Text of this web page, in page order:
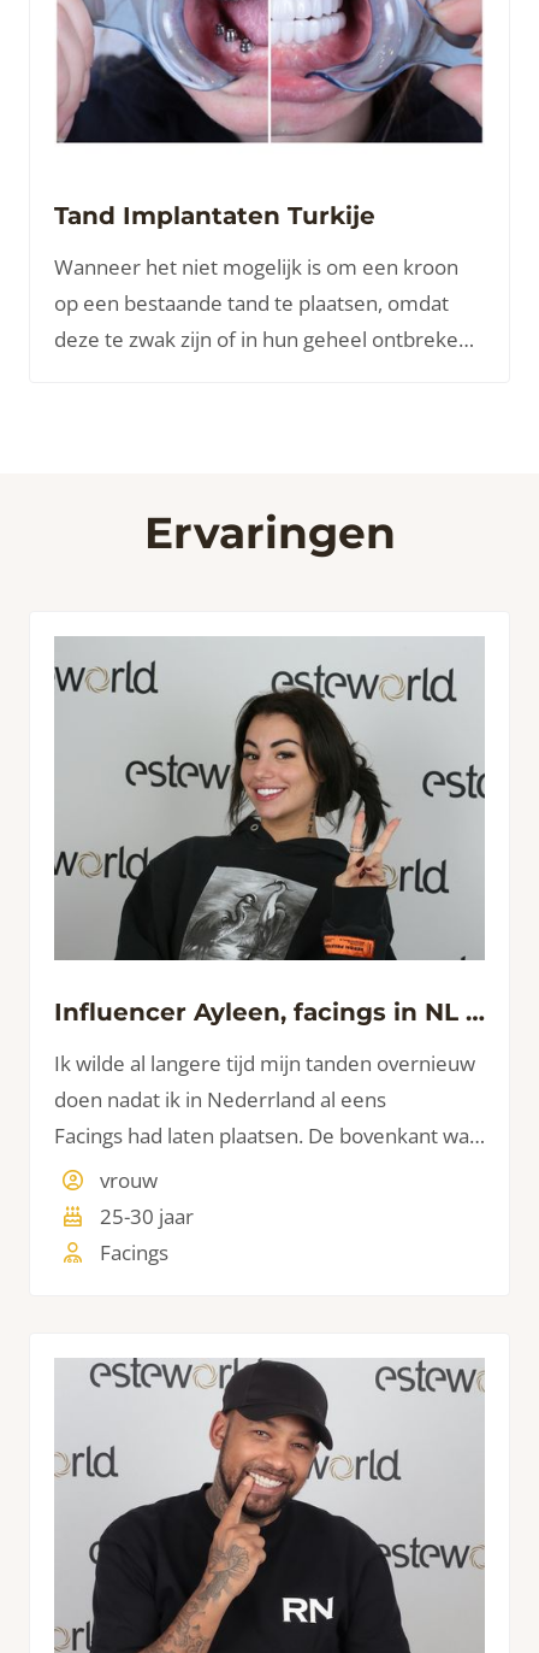
Tand Implantaten Turkije
Wanneer het niet mogelijk is om een kroon
op een bestaande tand te plaatsen, omdat
deze te zwak zijn of in hun geheel ontbreken,
Ervaringen
Influencer Ayleen, facings in NL niet mooi gedaan. Nu wel!
Ik wilde al langere tijd mijn tanden overnieuw
doen nadat ik in Nederrland al eens
Facings had laten plaatsen. De bovenkant was
al gedaan maar dat kon nog veel mooier. De
onderkant was helemaal nog niet gedaan.
vrouw
25-30 jaar
Facings